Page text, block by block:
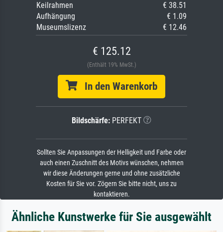
Keilrahmen
€ 38.51
Aufhängung
€ 1.09
Museumslizenz
€ 12.46
€ 125.12
(Enthält 19% MwSt.)
In den Warenkorb
Bildschärfe: PERFEKT
Sollten Sie Anpassungen der Helligkeit und Farbe oder
auch einen Zuschnitt des Motivs wünschen, nehmen
wir diese Änderungen gerne und ohne zusätzliche
Kosten für Sie vor. Zögern Sie bitte nicht, uns zu
kontaktieren.
Ähnliche Kunstwerke für Sie ausgewählt